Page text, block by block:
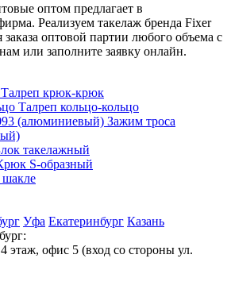
оптом предлагает в
Реализуем такелаж бренда Fixer
оптовой партии любого объема с
или заполните заявку онлайн.
Талреп крюк-крюк
Талреп кольцо-кольцо
Зажим троса
такелажный
S-образный
шакле
Уфа Екатеринбург Казань
этаж, офис 5 (вход со стороны ул.